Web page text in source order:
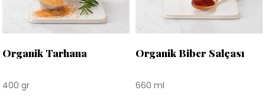
Organik Tarhana
400 gr
Organik Biber Salçası
660 ml